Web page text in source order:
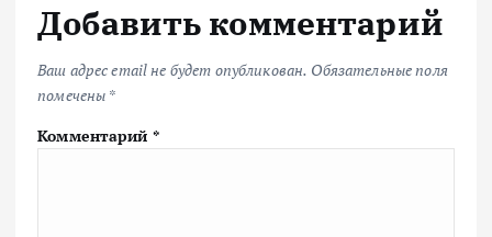
Добавить комментарий
Ваш адрес email не будет опубликован. Обязательные поля
помечены *
Комментарий *